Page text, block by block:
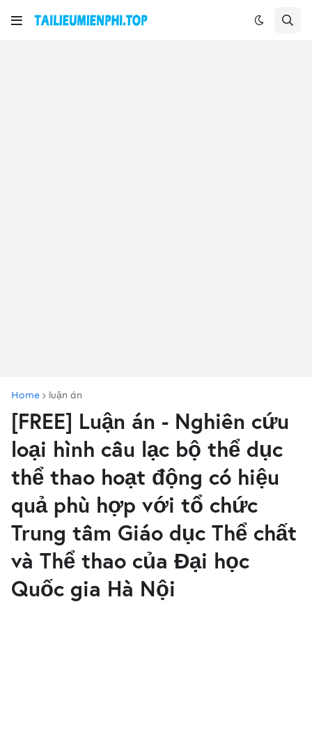
Home luận án
[FREE] Luận án - Nghiên cứu
loại hình câu lạc bộ thể dục
thể thao hoạt động có hiệu
quả phù hợp với tổ chức
Trung tâm Giáo dục Thể chất
và Thể thao của Đại học
Quốc gia Hà Nội